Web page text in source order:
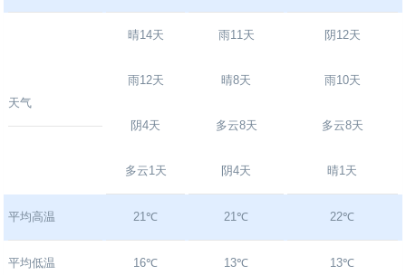
天气
晴14天
雨12天
阴4天
多云1天
雨11天
晴8天
多云8天
阴4天
阴12天
雨10天
多云8天
晴1天
平均高温 21℃ 21℃ 22℃
平均低温 16℃ 13℃ 13℃